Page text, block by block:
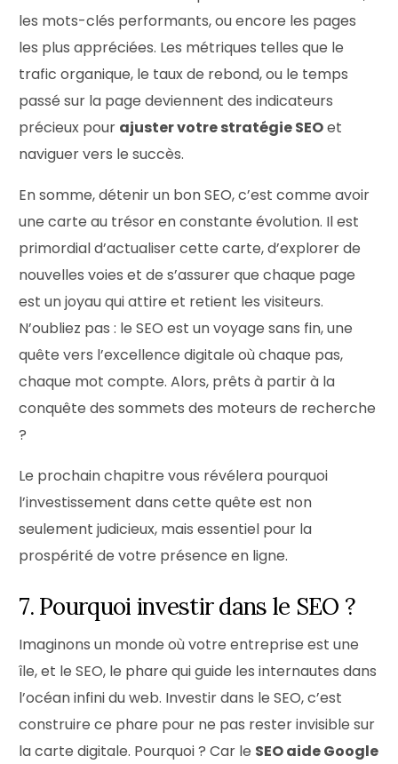
les mots-clés performants, ou encore les pages
les plus appréciées. Les métriques telles que le
trafic organique, le taux de rebond, ou le temps
passé sur la page deviennent des indicateurs
précieux pour ajuster votre stratégie SEOet
naviguer vers le succès.
En somme, détenir un bon SEO, c’est comme avoir
une carte au trésor en constante évolution. Il est
primordial d’actualiser cette carte, d’explorer de
nouvelles voies et de s’assurer que chaque page
est un joyau qui attire et retient les visiteurs.
N’oubliez pas : le SEO est un voyage sans fin, une
quête vers l’excellence digitale où chaque pas,
chaque mot compte. Alors, prêts à partir à la
conquête des sommets des moteurs de recherche
?
Le prochain chapitre vous révélera pourquoi
l’investissement dans cette quête est non
seulement judicieux, mais essentiel pour la
prospérité de votre présence en ligne.
7. Pourquoi investir dans le SEO ?
Imaginons un monde où votre entreprise est une
île, et le SEO, le phare qui guide les internautes dans
l’océan infini du web. Investir dans le SEO, c’est
construire ce phare pour ne pas rester invisible sur
la carte digitale. Pourquoi ? Car le SEO aide Google